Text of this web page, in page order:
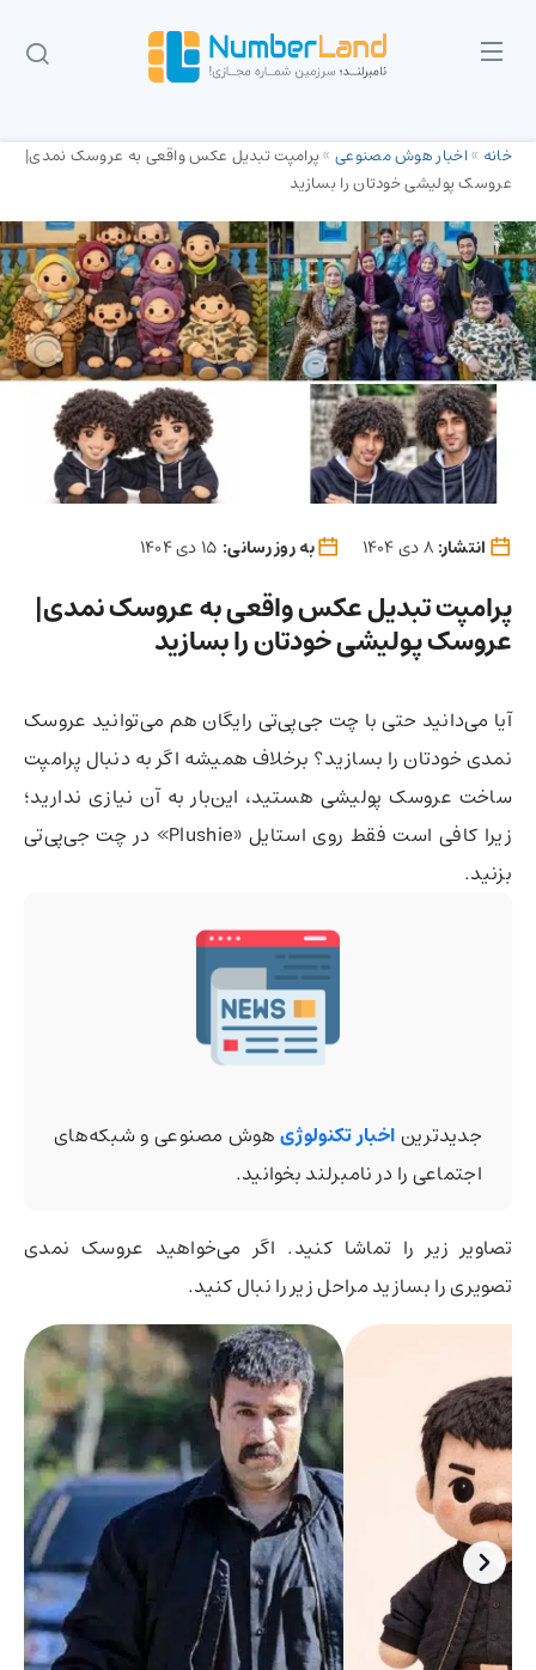
خانه »اخبار هوش مصنوعی»پرامپت تبدیل عکس واقعی به عروسک نمدی|
عروسک پولیشی خودتان را بسازید
انتشار: به روز رسانی:
پرامپت تبدیل عکس واقعی به عروسک نمدی|
عروسک پولیشی خودتان را بسازید
آیا می‌دانید حتی با چت جی‌پی‌تی رایگان هم می‌توانید عروسک
نمدی خودتان را بسازید؟ برخلاف همیشه اگر به دنبال پرامپت
ساخت عروسک پولیشی هستید، این‌بار به آن نیازی ندارید؛
زیرا کافی است فقط روی استایل «Plushie» در چت‌ جی‌پی‌تی
بزنید.
جدیدتریناخبار تکنولوژیهوش مصنوعی و شبکه‌های
اجتماعی را در نامبرلند بخوانید.
تصاویر زیر را تماشا کنید. اگر می‌خواهید عروسک نمدی
تصویری را بسازید مراحل زیر را نبال کنید.